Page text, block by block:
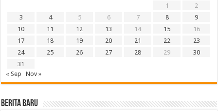
1
2
3
4 5 6 7 8
9
10
11 12 13 14 15
16
17
18 19 20 21 22
23
24
25 26 27 28 29
30
31
« Sep
Nov »
BERITA BARU